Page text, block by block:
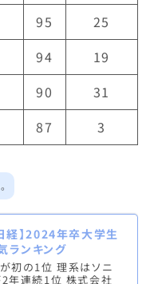
95
25
94
19
90
31
87 3
経】2024年卒大学生
ランキング
初の1位 理系はソニ
2年連続1位 株式会社